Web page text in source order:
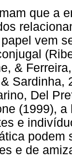
que a
vem
&
Sardinha,
Del
(1999),
e
podem
e de